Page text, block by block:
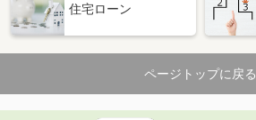
住宅ローン
ページトップに戻る